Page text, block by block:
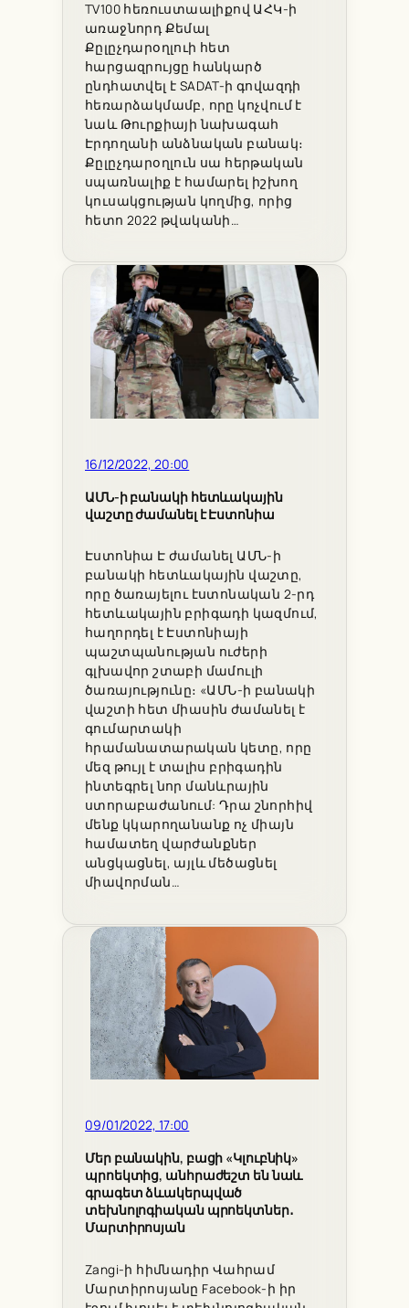
TV100 հեռուստաալիքով ԱՀԿ-ի
առաջնորդ Քեմալ
Քըլըչդարօղլուի հետ
հարցազրույցը հանկարծ
ընդհատվել է SADAT-ի գովազդի
հեռարձակմամբ, որը կոչվում է
նաև Թուրքիայի նախագահ
Էրդողանի անձնական բանակ։
Քըլըչդարօղլուն սա հերթական
սպառնալիք է համարել իշխող
կուսակցության կողմից, որից
հետո 2022 թվականի…
16/12/2022, 20:00
ԱՄՆ-ի բանակի հետևակային
վաշտը ժամանել է Էստոնիա
Էստոնիա Է ժամանել ԱՄՆ-ի
բանակի հետևակային վաշտը,
որը ծառայելու էստոնական 2-րդ
հետևակային բրիգադի կազմում,
հաղորդել է Էստոնիայի
պաշտպանության ուժերի
գլխավոր շտաբի մամուլի
ծառայությունը։ «ԱՄՆ-ի բանակի
վաշտի հետ միասին ժամանել է
գումարտակի
հրամանատարական կետը, որը
մեզ թույլ է տալիս բրիգադին
ինտեգրել նոր մանևրային
ստորաբաժանում: Դրա շնորհիվ
մենք կկարողանանք ոչ միայն
համատեղ վարժանքներ
անցկացնել, այլև մեծացնել
միավորման…
09/01/2022, 17:00
Մեր բանակին, բացի «Կլուբնիկ»
պրոեկտից, անհրաժեշտ են նաև
գրագետ ձևակերպված
տեխնոլոգիական պրոեկտներ․
Մարտիրոսյան
Zangi-ի հիմնադիր Վահրամ
Մարտիրոսյանը Facebook-ի իր